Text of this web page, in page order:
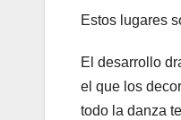
Estos lugares
El desarrollo
el que los
todo la danza